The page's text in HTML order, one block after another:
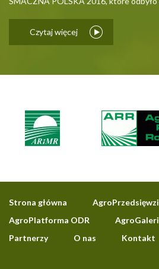
Czytaj więcej
Strona główna
AgroPlatforma ODR
Partnerzy
O nas Kontakt